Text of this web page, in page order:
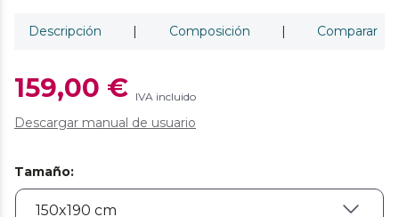
Descripción | Composición | Comparar
159,00 € IVA incluido
Descargar manual de usuario
Tamaño: